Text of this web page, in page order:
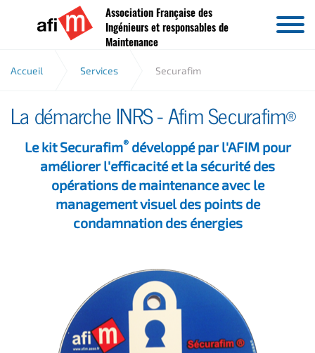
Aller au contenu
Association Française des
Ingénieurs et responsables de
Maintenance
Accueil Services Securafim
La démarche INRS - Afim Securafim®
Le kit Securafim®développé par l'AFIM pour
améliorer l'efficacité et la sécurité des
opérations de maintenance avec le
management visuel des points de
condamnation des énergies